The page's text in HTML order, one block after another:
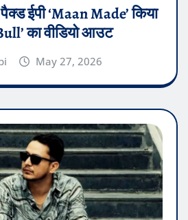
ईपी ‘Maan Made’ किया
का वीडियो आउट
May 27, 2026